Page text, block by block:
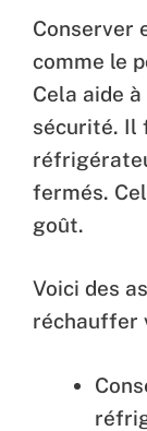
Conserver
comme le
Cela aide
sécurité. Il
fermés.
goût.
Voici des
réchauffer